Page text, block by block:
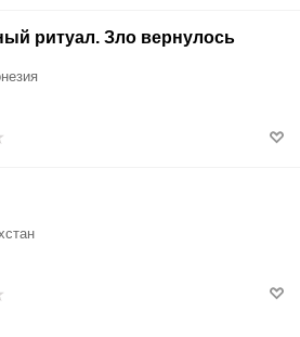
ритуал. Зло вернулось